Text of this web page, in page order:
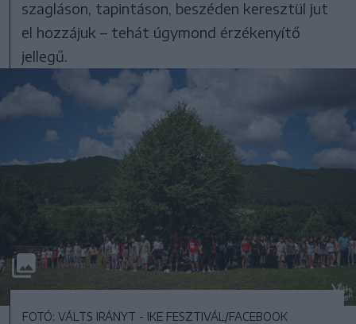
szagláson, tapintáson, beszéden keresztül jut
el hozzájuk – tehát úgymond érzékenyítő
jellegű.
FOTÓ: VÁLTS IRÁNYT - IKE FESZTIVÁL/FACEBOOK